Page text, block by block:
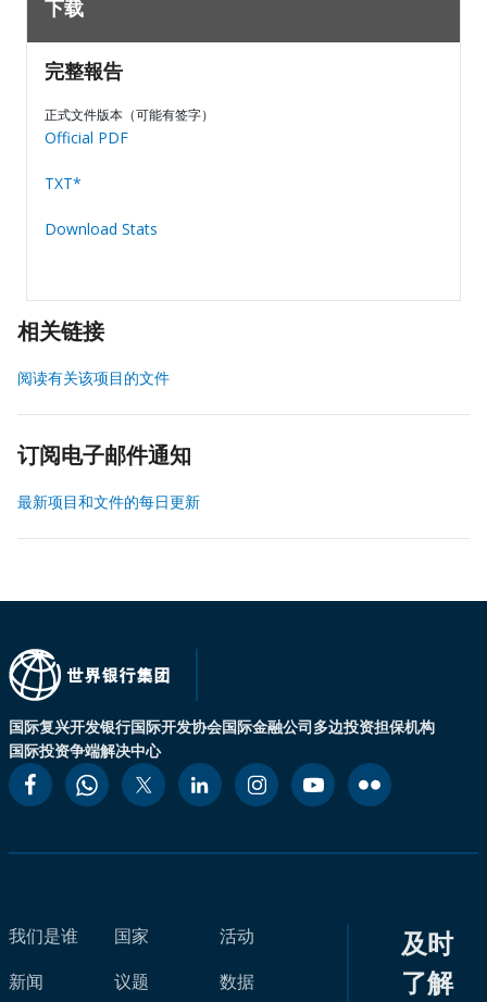
下载
完整報告
正式文件版本（可能有签字）
Official PDF
TXT*
Download Stats
相关链接
阅读有关该项目的文件
订阅电子邮件通知
最新项目和文件的每日更新
国际复兴开发银行国际开发协会国际金融公司多边投资担保机构
国际投资争端解决中心
我们是谁
新闻
国家
议题
活动
数据
及时
了解